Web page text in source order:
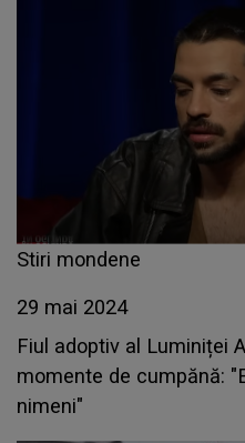
Stiri mondene
29 mai 2024
Fiul adoptiv al Luminiței
momente de cumpănă:
nimeni"